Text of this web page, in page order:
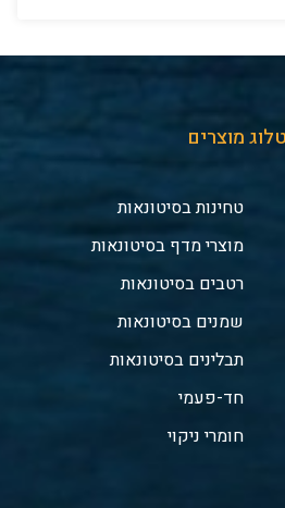
מוצרים
טחינות בסיטונאות
מוצרי מדף בסיטונאות
רטבים בסיטונאות
שמנים בסיטונאות
תבלינים בסיטונאות
חד-פעמי
חומרי ניקוי